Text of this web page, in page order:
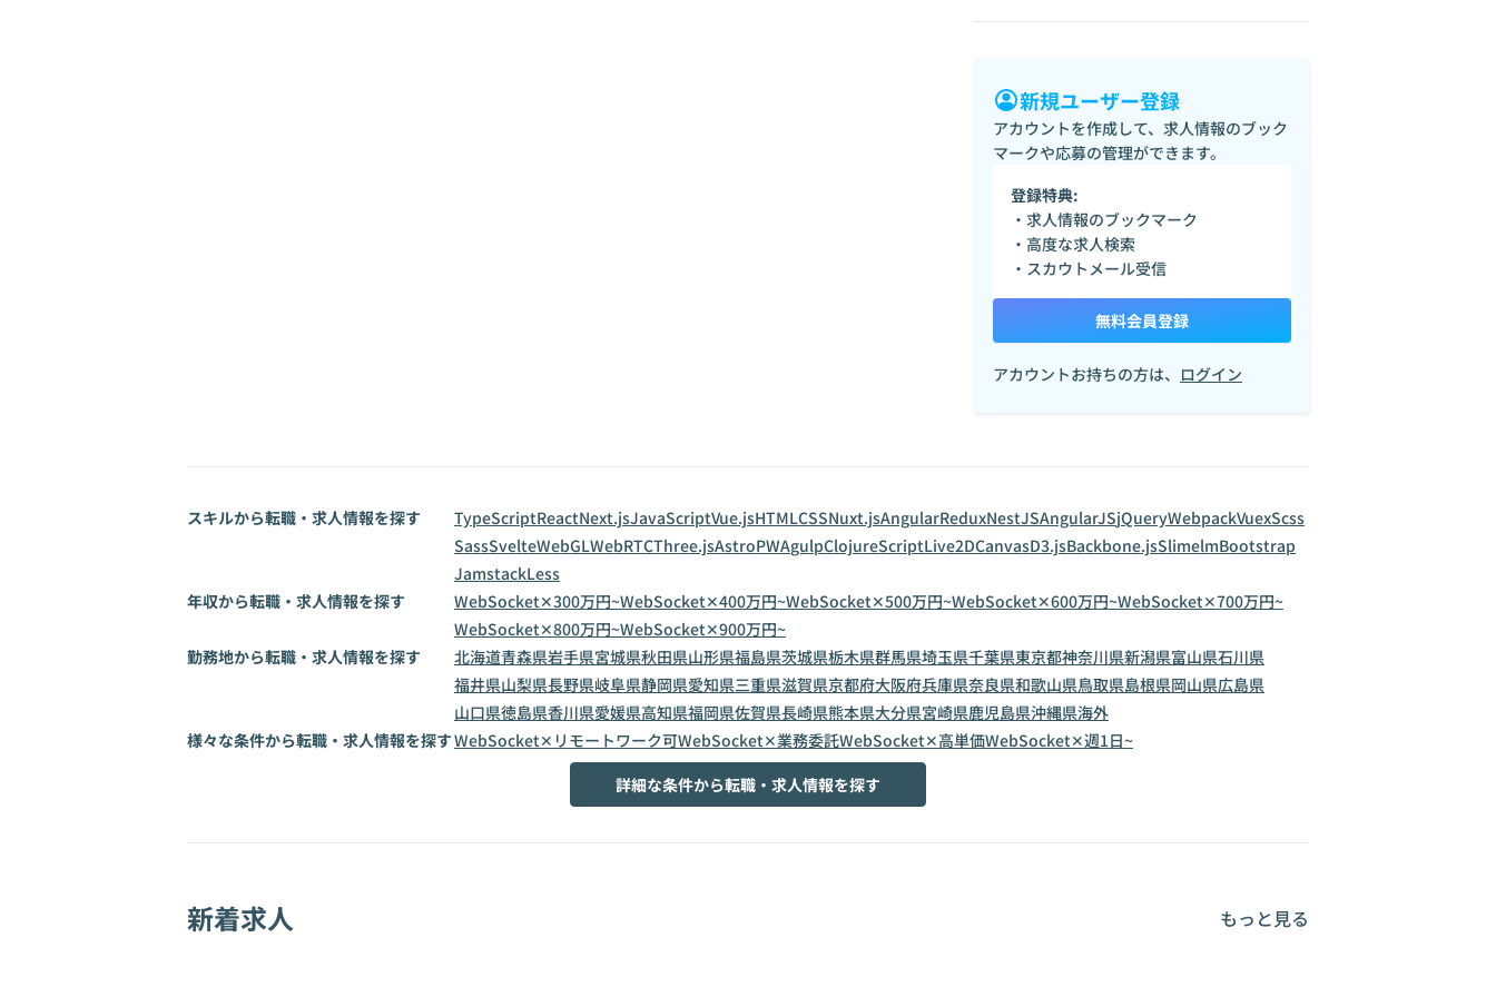
新規ユーザー登録
アカウントを作成して、求人情報のブック
マークや応募の管理ができます。
登録特典:
・求人情報のブックマーク
・高度な求人検索
・スカウトメール受信
無料会員登録
アカウントお持ちの方は、 ログイン
スキルから転職・求人情報を探す TypeScriptReactNext.jsJavaScriptVue.jsHTMLCSSNuxt.jsAngularReduxNestJSAngularJSjQueryWebpackVuexScss
SassSvelteWebGLWebRTCThree.jsAstroPWAgulpClojureScriptLive2DCanvasD3.jsBackbone.jsSlimelmBootstrap
JamstackLess
年収から転職・求人情報を探す
WebSocket✕300万円~WebSocket✕400万円~WebSocket✕500万円~WebSocket✕600万円~WebSocket✕700万円~
WebSocket✕800万円~WebSocket✕900万円~
勤務地から転職・求人情報を探す
北海道青森県岩手県宮城県秋田県山形県福島県茨城県栃木県群馬県埼玉県千葉県東京都神奈川県新潟県富山県石川県
福井県山梨県長野県岐阜県静岡県愛知県三重県滋賀県京都府大阪府兵庫県奈良県和歌山県鳥取県島根県岡山県広島県
山口県徳島県香川県愛媛県高知県福岡県佐賀県長崎県熊本県大分県宮崎県鹿児島県沖縄県海外
様々な条件から転職・求人情報を探すWebSocket✕リモートワーク可WebSocket✕業務委託WebSocket✕高単価WebSocket✕週1日~
詳細な条件から転職・求人情報を探す
新着求人 もっと見る